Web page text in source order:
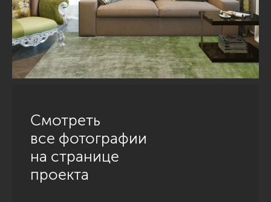
Смотреть
все фотографии
на странице
проекта